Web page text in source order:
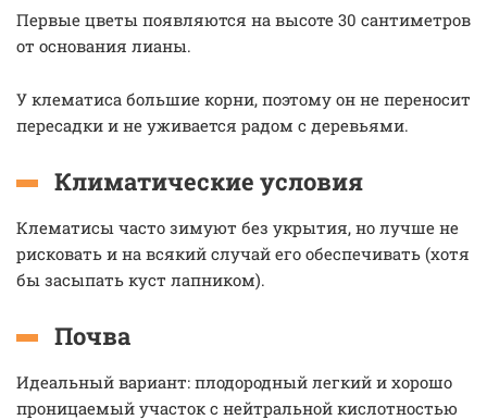
Первые цветы появляются на высоте 30 сантиметров
от основания лианы.
У клематиса большие корни, поэтому он не переносит
пересадки и не уживается радом с деревьями.
Климатические условия
Клематисы часто зимуют без укрытия, но лучше не
рисковать и на всякий случай его обеспечивать (хотя
бы засыпать куст лапником).
Почва
Идеальный вариант: плодородный легкий и хорошо
проницаемый участок с нейтральной кислотностью